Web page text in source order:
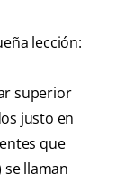
lección:
superior
justo en
que
llaman